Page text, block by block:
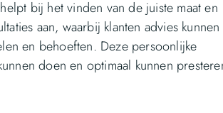
bij het vinden van de juiste maat en
aan, waarbij klanten advies kunnen
en behoeften. Deze persoonlijke
doen en optimaal kunnen